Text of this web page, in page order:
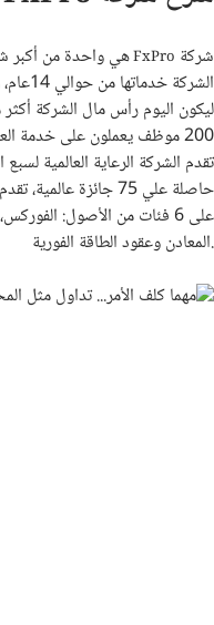
شركة FxProهي واحدة من أكبر
تقدم الشركة الرعاية العالمية
حاصلة علي75جائزة عالمية، تقدم
على 6 فئات من الأصول:
المعادن وعقود الطاقة الفورية.